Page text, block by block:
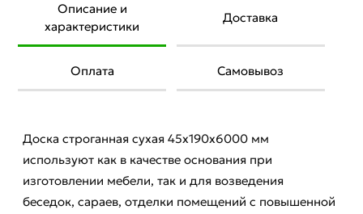
Описание и
характеристики
Доставка
Оплата Самовывоз
Доска строганная сухая 45х190х6000 мм
используют как в качестве основания при
изготовлении мебели, так и для возведения
беседок, сараев, отделки помещений с повышенной